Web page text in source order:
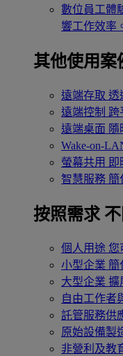
數位員工體
響工作效率
其他使用案
遠端存取 透
遠端控制 跨
遠端桌面 隨
Wake-on-
螢幕共用
智慧服務 簡
按照需求
個人用途 您
小型企業 簡
大型企業 擴
自由工作者
託管服務供
原始設備製
非營利及教